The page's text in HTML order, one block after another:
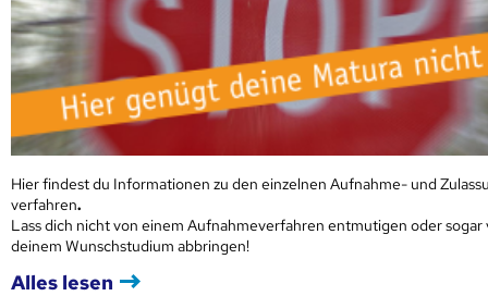
Hier findest du Informationen zu den einzelnen Aufnahme- und
verfahren.
Lass dich nicht von einem Aufnahmeverfahren entmutigen oder sogar
deinem Wunschstudium abbringen!
Alles lesen